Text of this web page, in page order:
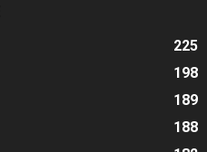
225
198
189
188